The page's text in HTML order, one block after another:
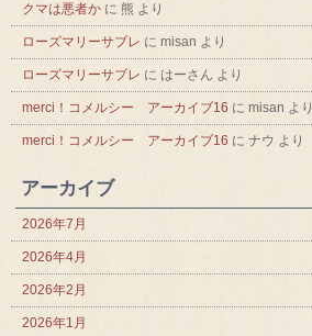
クマは悪者か に 熊 より
ローズマリーサブレ に misan より
ローズマリーサブレ に はーさん より
merci！コメルシー アーカイブ16 に misan より
merci！コメルシー アーカイブ16 に ナウ より
アーカイブ
2026年7月
2026年4月
2026年2月
2026年1月